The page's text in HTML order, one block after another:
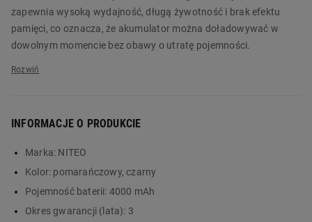
zapewnia wysoką wydajność, długą żywotność i brak efektu
pamięci, co oznacza, że akumulator można doładowywać w
dowolnym momencie bez obawy o utratę pojemności.
3-stopniowy wskaźnik naładowania umożliwia łatwe
Biedronka Home!
Główne cechy:
3-stopniowy wskaźnik naładowania
napięcie: 20 V
pojemność: 4000 mAh
INFORMACJE O PRODUKCIE
Marka: NITEO
Kolor: pomarańczowy, czarny
Pojemność baterii: 4000 mAh
Okres gwarancji (lata): 3